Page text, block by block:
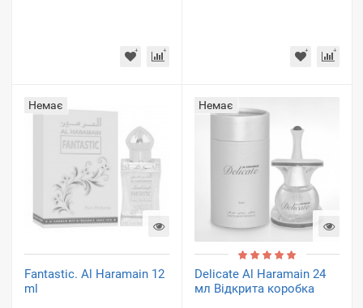
Немає
Fantastic. Al Haramain 12
ml
Немає
Delicate Al Haramain 24
мл Відкрита коробка